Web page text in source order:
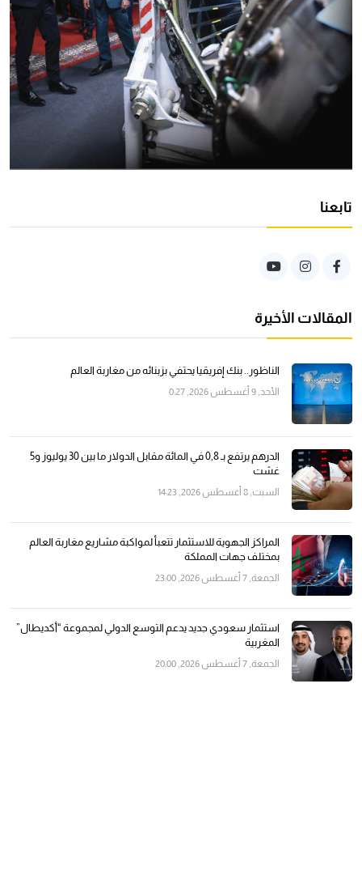
تابعنا
المقالات الأخيرة
الناظور.. بنك إفريقيا يحتفي بزبنائه من مغاربة العالم
الأحد, 9 أغسطس 2026, 0:27
الدرهم يرتفع بـ 0,8 في المائة مقابل الدولار ما بين 30 يوليوز و5
غشت
السبت, 8 أغسطس 2026, 14:23
المراكز الجهوية للاستثمار تتعبأ لمواكبة مشاريع مغاربة العالم
بمختلف جهات المملكة
الجمعة, 7 أغسطس 2026, 23:00
استثمار سعودي جديد يدعم التوسع الدولي لمجموعة “أكديطال”
المغربية
الجمعة, 7 أغسطس 2026, 20:00